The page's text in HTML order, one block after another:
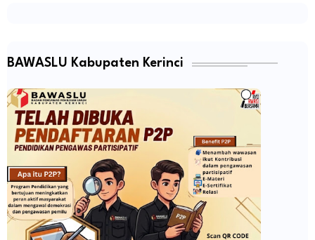
BAWASLU Kabupaten Kerinci